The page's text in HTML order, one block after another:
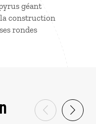
géant
construction
rondes